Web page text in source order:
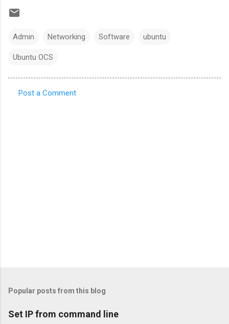
Admin Networking Software ubuntu
Ubuntu OCS
Post a Comment
Popular posts from this blog
Set IP from command line